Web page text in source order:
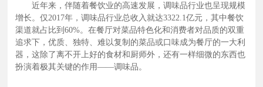
味品。 长期以来，调味品这样的“配角”并没有得到餐饮老
板足够的重视。但是，它们却对餐厅独特口味的塑造发挥着
巨大作用。它总是幕后英雄，人们会说：“菜的味道不好”，
却没人说调料不好的，这说明调味品不但不被餐饮老板重
视，消费者也是呈现低关心度的。这也是困扰调味品行业的
近年来，伴随着餐饮业的高速发展，调味品行业也呈现规模
增长。仅2017年，调味品行业总收入就达3322.1亿元，其中餐饮
渠道就占比到60%。在餐厅对菜品特色化和消费者对品质的双重
追求下，优质、独特、难以复制的菜品或口味成为餐厅的一大利
器，这除了离不开上好的食材和厨师外，还有一样细微的东西也
扮演着极其关键的作用——调味品。